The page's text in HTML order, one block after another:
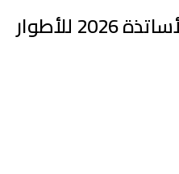
كشف نتائج مسابقة الأساتذة 2026 للأطوار